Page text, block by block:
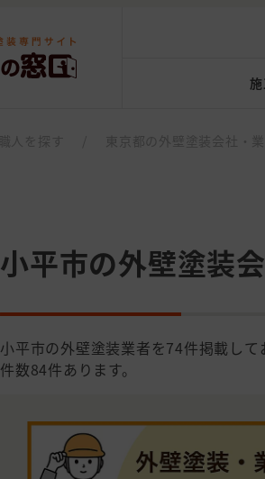
小平市の外壁塗装
小平市の外壁塗装業者を74件掲載し
件数84件あります。